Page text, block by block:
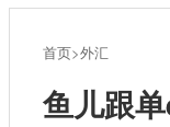
首页>外汇
鱼儿跟